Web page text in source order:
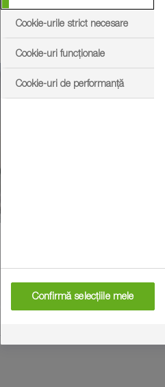
Cookie-urile strict necesare
Cookie-uri funcționale
Cookie-uri de performanță
Confirmă selecțiile mele